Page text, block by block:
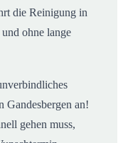
die Reinigung in
ohne lange
Gandesbergen an!
gehen muss,